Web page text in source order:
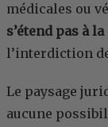
médicales ou
s’étend pas à
l’interdiction
Le paysage
aucune